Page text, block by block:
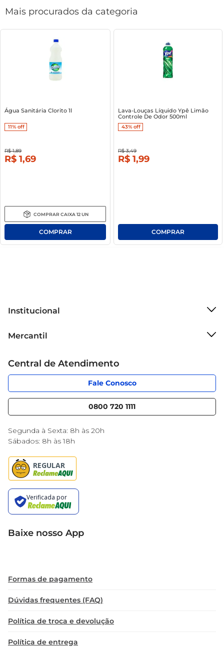
Mais procurados da categoria
Água Sanitária Clorito 1l
11%off
R$ 1,89
R$ 1,69
COMPRAR CAIXA 12 UN
Lava-Louças Líquido Ypê Limão
Controle De Odor 500ml
43%off
R$ 3,49
R$ 1,99
Institucional
Sobre Privacidade
Nossas lojas
Mercantil
Código de Ética
Serviços
Central de Atendimento
Fale Conosco
0800 720 1111
Segunda à Sexta: 8h às 20h
Sábados: 8h às 18h
Baixe nosso App
Formas de pagamento
Dúvidas frequentes (FAQ)
Política de troca e devolução
Política de entrega